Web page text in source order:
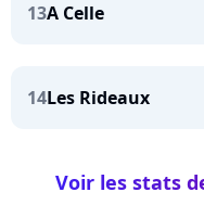
13A Celle
14Les Rideaux
Voir les stats